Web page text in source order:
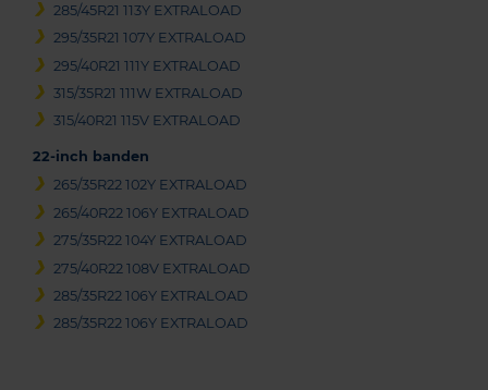
285/45R21 113Y EXTRALOAD
295/35R21 107Y EXTRALOAD
295/40R21 111Y EXTRALOAD
315/35R21 111W EXTRALOAD
315/40R21 115V EXTRALOAD
22-inch banden
265/35R22 102Y EXTRALOAD
265/40R22 106Y EXTRALOAD
275/35R22 104Y EXTRALOAD
275/40R22 108V EXTRALOAD
285/35R22 106Y EXTRALOAD
285/35R22 106Y EXTRALOAD